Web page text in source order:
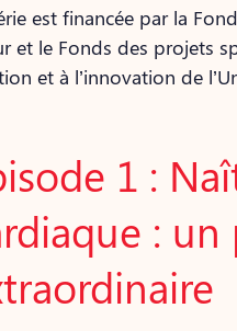
est financée par la
et le Fonds des projets
et à l’innovation de
1 :
: un